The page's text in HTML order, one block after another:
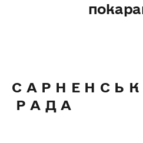
С А Р Н Е Н С Ь
Р А Д А